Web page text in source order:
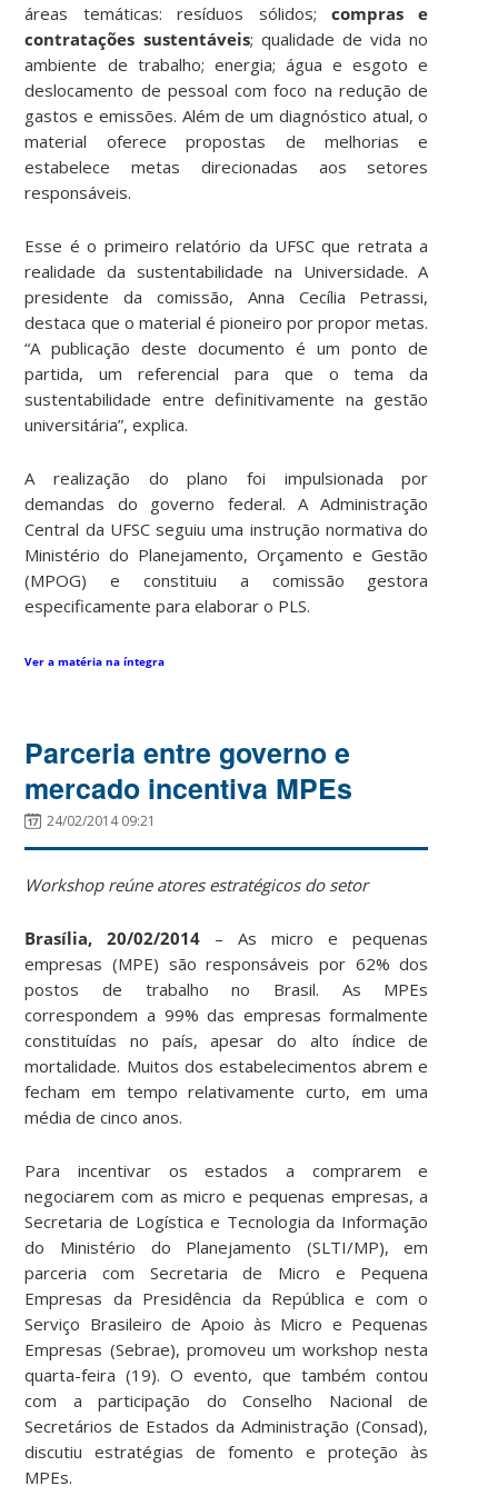
áreas temáticas: resíduos sólidos; compras e
contratações sustentáveis; qualidade de vida no
ambiente de trabalho; energia; água e esgoto e
deslocamento de pessoal com foco na redução de
gastos e emissões. Além de um diagnóstico atual, o
material oferece propostas de melhorias e
estabelece metas direcionadas aos setores
responsáveis.
Esse é o primeiro relatório da UFSC que retrata a
realidade da sustentabilidade na Universidade. A
presidente da comissão, Anna Cecília Petrassi,
destaca que o material é pioneiro por propor metas.
“A publicação deste documento é um ponto de
partida, um referencial para que o tema da
sustentabilidade entre definitivamente na gestão
universitária”, explica.
A realização do plano foi impulsionada por
demandas do governo federal. A Administração
Central da UFSC seguiu uma instrução normativa do
Ministério do Planejamento, Orçamento e Gestão
(MPOG) e constituiu a comissão gestora
especificamente para elaborar o PLS.
Ver a matéria na íntegra
Parceria entre governo e
mercado incentiva MPEs
24/02/2014 09:21
Workshop reúne atores estratégicos do setor
Brasília, 20/02/2014 – As micro e pequenas
empresas (MPE) são responsáveis por 62% dos
postos de trabalho no Brasil. As MPEs
correspondem a 99% das empresas formalmente
constituídas no país, apesar do alto índice de
mortalidade. Muitos dos estabelecimentos abrem e
fecham em tempo relativamente curto, em uma
média de cinco anos.
Para incentivar os estados a comprarem e
negociarem com as micro e pequenas empresas, a
Secretaria de Logística e Tecnologia da Informação
do Ministério do Planejamento (SLTI/MP), em
parceria com Secretaria de Micro e Pequena
Empresas da Presidência da República e com o
Serviço Brasileiro de Apoio às Micro e Pequenas
Empresas (Sebrae), promoveu um workshop nesta
quarta-feira (19). O evento, que também contou
com a participação do Conselho Nacional de
Secretários de Estados da Administração (Consad),
discutiu estratégias de fomento e proteção às
MPEs.